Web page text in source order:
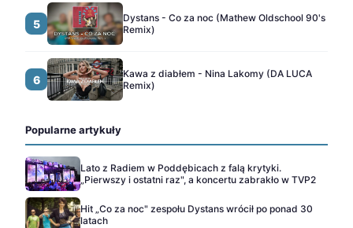
5
Dystans - Co za noc (Mathew Oldschool 90's
Remix)
6
Kawa z diabłem - Nina Lakomy (DA LUCA
Remix)
Popularne artykuły
Lato z Radiem w Poddębicach z falą krytyki.
„Pierwszy i ostatni raz", a koncertu zabrakło w TVP2
Hit „Co za noc" zespołu Dystans wrócił po ponad 30
latach